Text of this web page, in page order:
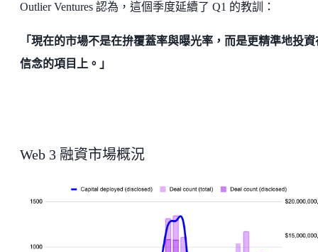
Outlier Ventures 認為，這個季度延續了 Q1 的教訓：
「現在的市場不是在拚覆蓋率與曝光率，而是更精準地投資
信念的項目上。」
Web 3 融資市場概況